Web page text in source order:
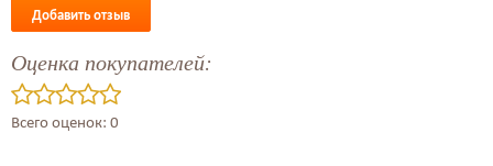
Добавить отзыв
Оценка покупателей:
Всего оценок: 0